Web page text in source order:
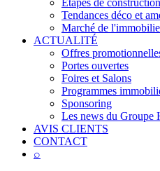
Étapes de construction
Tendances déco et
Marché de
ACTUALITÉ
Offres
Portes ouvertes
Foires et Salons
Programmes
Sponsoring
Les news du Groupe
AVIS CLIENTS
CONTACT
⌕